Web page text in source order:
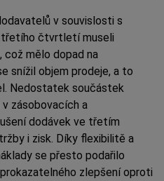
v souvislosti s
třetího čtvrtletí museli
což mělo dopad na
snížil objem prodeje, a to
Nedostatek součástek
zásobovacích a
dodávek ve třetím
i zisk. Díky flexibilitě a
se přesto podařilo
zlepšení oproti